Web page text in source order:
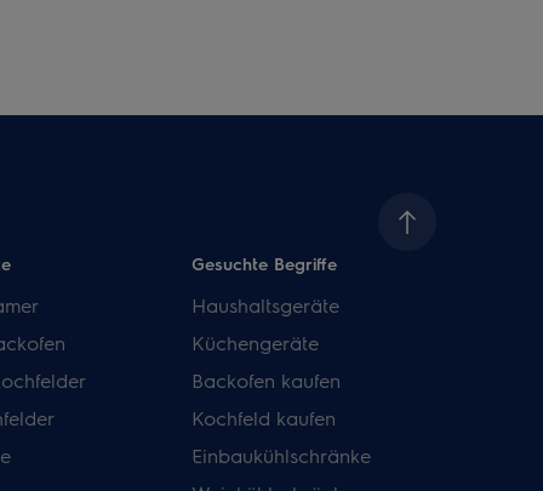
Gesuchte Begriffe
Haushaltsgeräte
Küchengeräte
Backofen kaufen
Kochfeld kaufen
Einbaukühlschränke